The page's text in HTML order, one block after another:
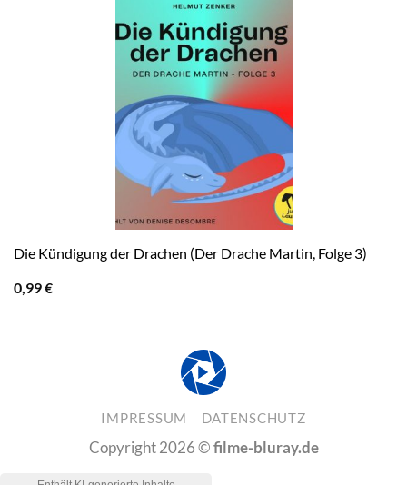
Die Kündigung der Drachen (Der Drache Martin, Folge 3)
0,99€
IMPRESSUM DATENSCHUTZ
Copyright 2026 ©filme-bluray.de